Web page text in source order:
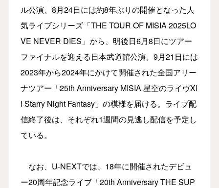
ル公演、8月24日には約8年ぶりの開催となった人
気ライブシリーズ「THE TOUR OF MISIA 2025LO
VE NEVER DIES」から、明後日6月8日にツアー
ファイナルを迎える日本武道館公演、9月21日には
2023年から2024年にかけて開催された全国アリー
ナツアー「25th Anniversary MISIA 星空のライヴXI
I Starry Night Fantasy」の模様を届ける。ライブ配
信終了後は、それぞれ1週間の見逃し配信を予定し
ている。
なお、U-NEXTでは、18年に開催されたデビュ
ー20周年記念ライブ「20th Anniversary THE SUP